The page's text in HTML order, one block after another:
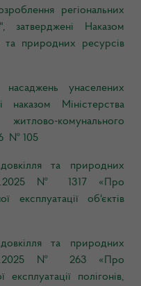
регіональних
затверджені Наказом
та природних ресурсів
унаселених
наказом Міністерства
комунального
№ 105
та природних
№ 1317 «Про
експлуатації об'єктів
та природних
№ 263 «Про
полігонів,